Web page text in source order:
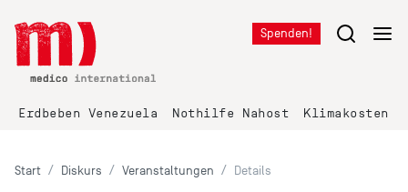
Spenden!
Erdbeben Venezuela Nothilfe Nahost Klimakosten
Start Diskurs Veranstaltungen Details